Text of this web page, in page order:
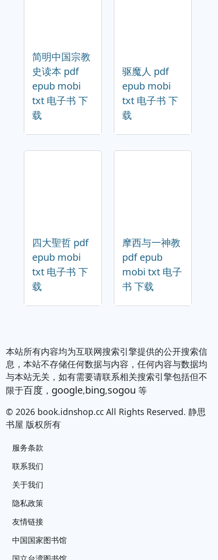
简明中国宗教
史读本 pdf
epub mobi
txt 电子书 下
载
驱魔人 pdf
epub mobi
txt 电子书 下
载
四大聖哲 pdf
epub mobi
txt 电子书 下
载
摩西与一神教
pdf epub
mobi txt 电子
书 下载
本站所有内容均为互联网搜索引擎提供的公开搜索信
息，本站不存储任何数据与内容，任何内容与数据均
与本站无关，如有需要请联系相关搜索引擎包括但不
限于百度 ， google,bing,sogou 等
© 2026 book.idnshop.cc All Rights Reserved. 静思
书屋 版权所有
服务条款
联系我们
关于我们
隐私政策
友情链接
中国国家图书馆